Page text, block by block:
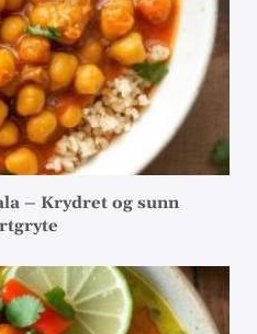
– Krydret og sunn